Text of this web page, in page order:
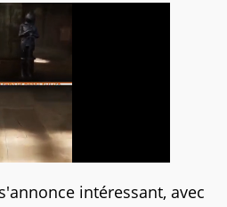
intéressant, avec